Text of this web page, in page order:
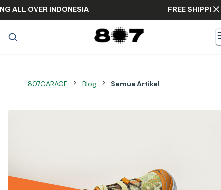
ALL OVER INDONESIA FREE
807GARAGE Blog Semua Artikel